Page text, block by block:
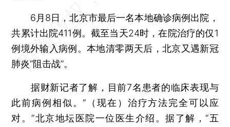
6月8日，北京市最后一名本地确诊病例出院，
共累计出院411例。截至当天24时，在院治疗的仅1
例境外输入病例。本地清零两天后，北京又遇新冠
肺炎“阻击战”。
据财新记者了解，目前7名患者的临床表现与
此前病例相似。“（现在）治疗方法完全可以应
对。”北京地坛医院一位医生介绍。据了解，“五